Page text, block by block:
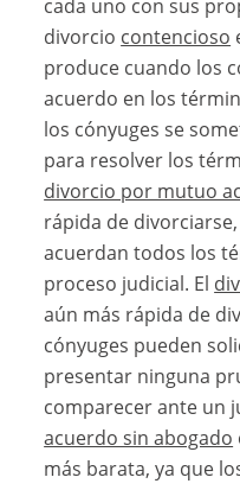
cada uno con sus
divorcio contencioso
produce cuando los
acuerdo en los
los cónyuges se
para resolver los
divorcio por mutuo
rápida de
acuerdan todos los
proceso judicial. El
aún más rápida de
cónyuges pueden
presentar ninguna
comparecer ante un
acuerdo sin abogado
más barata, ya que